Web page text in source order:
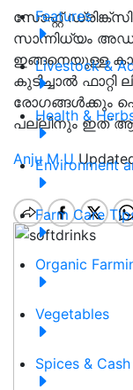
Features
Livestock &
Health &
Environment
Farm Care
Organic
Vegetables
Spices &
സോഫ്റ്റ്
സാന്നിധ്യം
ഇങ്ങനെയുള്ള
കുടിച്ചാൽ
രോഗങ്ങൾക്കും
പല്ലിനും ഇത്
Anju M U